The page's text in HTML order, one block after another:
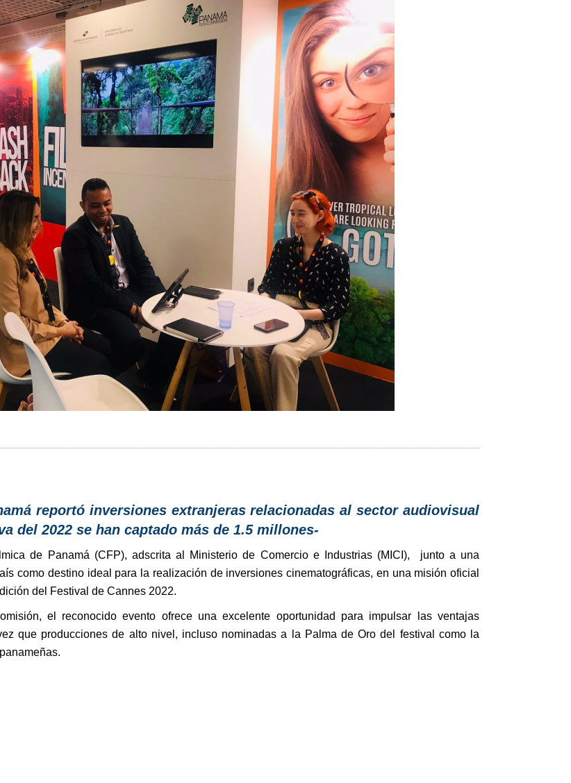
reportó inversiones extranjeras relacionadas al sector audiovisual
del 2022 se han captado más de 1.5 millones-
de Panamá (CFP), adscrita al Ministerio de Comercio e Industrias (MICI), junto a una
como destino ideal para la realización de inversiones cinematográficas, en una misión oficial
del Festival de Cannes 2022.
el reconocido evento ofrece una excelente oportunidad para impulsar las ventajas
que producciones de alto nivel, incluso nominadas a la Palma de Oro del festival como la